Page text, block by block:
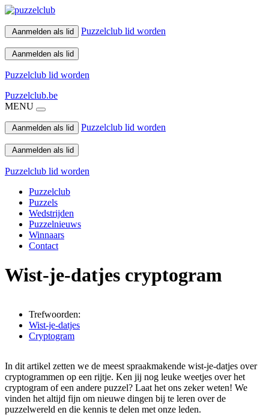
Aanmelden als lid Puzzelclub lid worden
Aanmelden als lid
Puzzelclub lid worden
Puzzelclub.be
MENU
Aanmelden als lid Puzzelclub lid worden
Aanmelden als lid
Puzzelclub lid worden
Puzzelclub
Puzzels
Wedstrijden
Puzzelnieuws
Winnaars
Contact
Wist-je-datjes cryptogram
Trefwoorden:
Wist-je-datjes
Cryptogram
In dit artikel zetten we de meest spraakmakende wist-je-datjes over
cryptogrammen op een rijtje. Ken jij nog leuke weetjes over het
cryptogram of een andere puzzel? Laat het ons zeker weten! We
vinden het altijd fijn om nieuwe dingen bij te leren over de
puzzelwereld en die kennis te delen met onze leden.